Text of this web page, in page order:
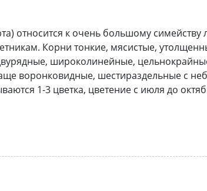
относится к очень большому
Корни тонкие, мясистые,
широколинейные,
воронковидные, шестираздельные с
1-3 цветка, цветение с июля до